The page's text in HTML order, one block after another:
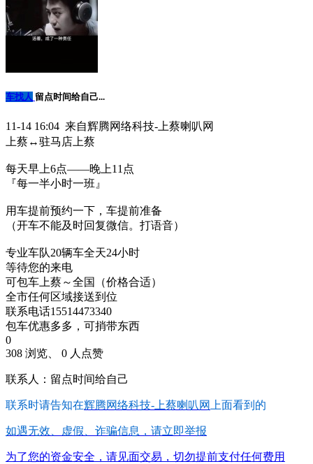
车找人 留点时间给自己...
11-14 16:04 来自辉腾网络科技-上蔡喇叭网
上蔡↔️驻马店上蔡
每天早上6点——晚上11点
『每一半小时一班』
用车提前预约一下，车提前准备
（开车不能及时回复微信。打语音）
专业车队20辆车全天24小时
等待您的来电
可包车上蔡～全国（价格合适）
全市任何区域接送到位
联系电话15514473340
包车优惠多多，可捎带东西
0
308 浏览、 0 人点赞
联系人：留点时间给自己
联系时请告知在辉腾网络科技-上蔡喇叭网 上面看到的
如遇无效、虚假、诈骗信息，请立即举报
为了您的资金安全，请见面交易，切勿提前支付任何费用